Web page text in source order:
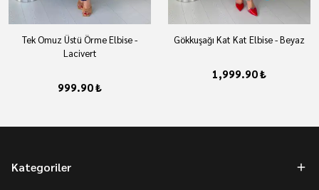
Tek Omuz Üstü Örme Elbise -
Lacivert
999.90 ₺
Gökkuşağı Kat Kat Elbise - Beyaz
1,999.90 ₺
Kategoriler